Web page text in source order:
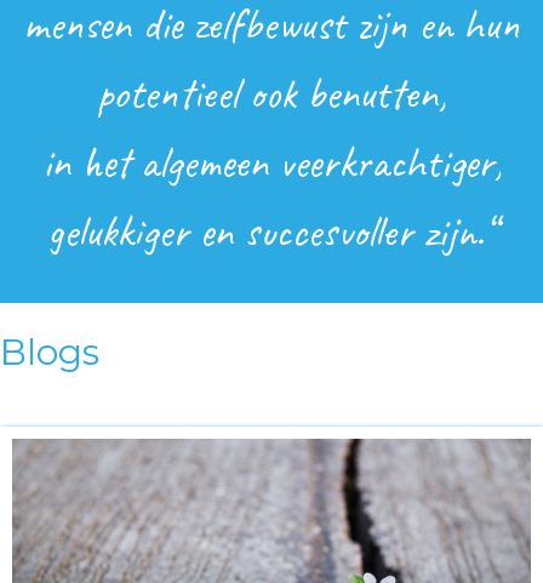
mensen die zelfbewust zijn en hun
potentieel ook benutten,
in het algemeen veerkrachtiger,
gelukkiger en succesvoller zijn.“
Blogs